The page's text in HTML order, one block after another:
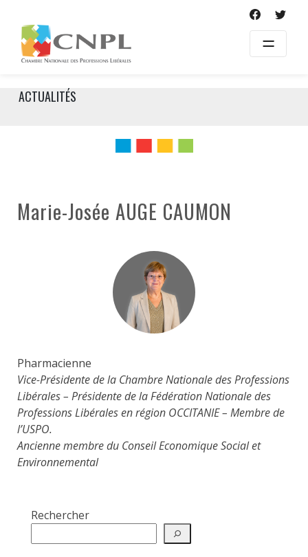
content
ACTUALITÉS
Marie-Josée AUGE CAUMON
Pharmacienne
Vice-Présidente de la Chambre Nationale des Professions
Libérales – Présidente de la Fédération Nationale des
Professions Libérales en région OCCITANIE – Membre de
l’USPO.
Ancienne membre du Conseil Economique Social et
Environnemental
Rechercher